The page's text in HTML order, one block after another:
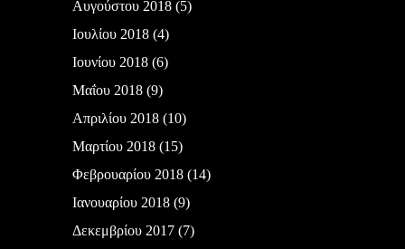
Αυγούστου 2018(5)
Ιουλίου 2018(4)
Ιουνίου 2018(6)
Μαΐου 2018(9)
Απριλίου 2018(10)
Μαρτίου 2018(15)
Φεβρουαρίου 2018(14)
Ιανουαρίου 2018(9)
Δεκεμβρίου 2017(7)